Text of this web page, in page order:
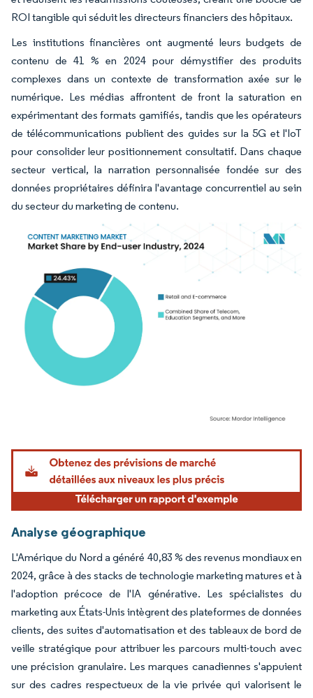
ROI tangible qui séduit les directeurs financiers des hôpitaux.
Les institutions financières ont augmenté leurs budgets de
contenu de 41 % en 2024 pour démystifier des produits
complexes dans un contexte de transformation axée sur le
numérique. Les médias affrontent de front la saturation en
expérimentant des formats gamifiés, tandis que les opérateurs
de télécommunications publient des guides sur la 5G et l'IoT
pour consolider leur positionnement consultatif. Dans chaque
secteur vertical, la narration personnalisée fondée sur des
données propriétaires définira l'avantage concurrentiel au sein
du secteur du marketing de contenu.
Image © Mordor Intelligence. La réutilisation nécessite une attribution sous CC BY
Analyse géographique
L'Amérique du Nord a généré 40,83 % des revenus mondiaux en
2024, grâce à des stacks de technologie marketing matures et à
l'adoption précoce de l'IA générative. Les spécialistes du
marketing aux États-Unis intègrent des plateformes de données
clients, des suites d'automatisation et des tableaux de bord de
veille stratégique pour attribuer les parcours multi-touch avec
une précision granulaire. Les marques canadiennes s'appuient
sur des cadres respectueux de la vie privée qui valorisent le